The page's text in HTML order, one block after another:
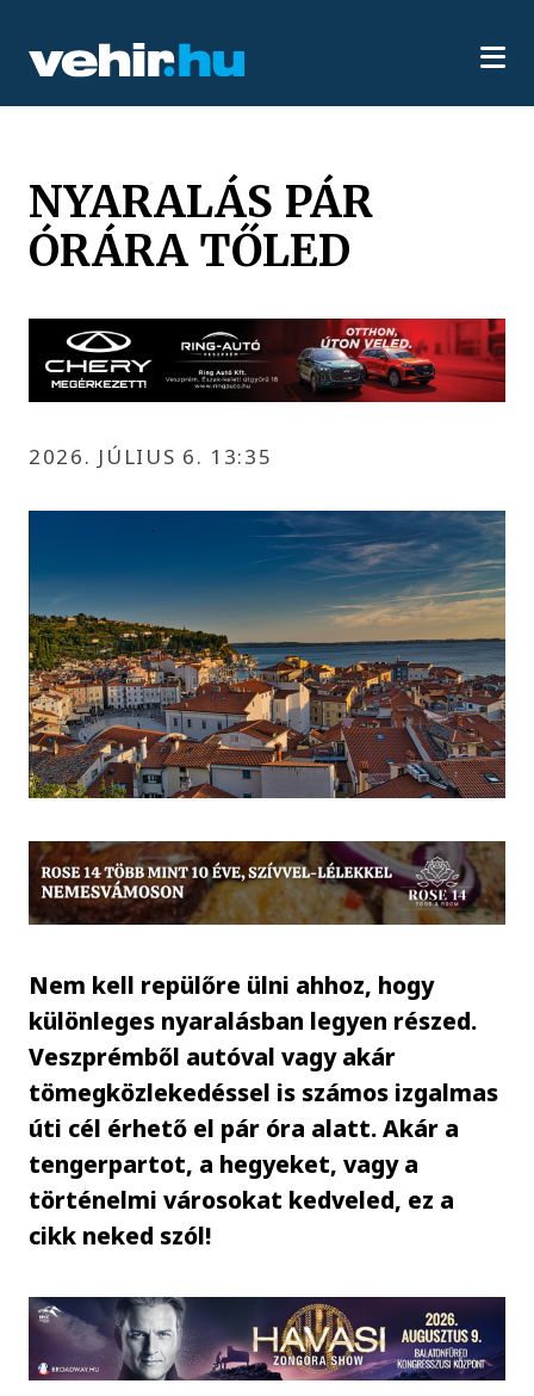
NYARALÁS PÁR
ÓRÁRA TŐLED
2026. JÚLIUS 6. 13:35
Nem kell repülőre ülni ahhoz, hogy
különleges nyaralásban legyen részed.
Veszprémből autóval vagy akár
tömegközlekedéssel is számos izgalmas
úti cél érhető el pár óra alatt. Akár a
tengerpartot, a hegyeket, vagy a
történelmi városokat kedveled, ez a
cikk neked szól!